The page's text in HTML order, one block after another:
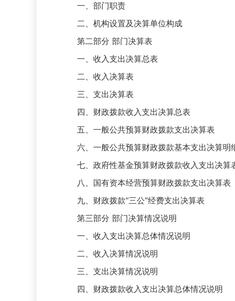
一、部门职责
二、机构设置及决算单位构成
第二部分 部门决算表
一、收入支出决算总表
二、收入决算表
三、支出决算表
四、财政拨款收入支出决算总表
五、一般公共预算财政拨款支出决算表
六、一般公共预算财政拨款基本支出决算明
七、政府性基金预算财政拨款收入支出决算
八、国有资本经营预算财政拨款支出决算表
九、财政拨款“三公”经费支出决算表
第三部分 部门决算情况说明
一、收入支出决算总体情况说明
二、收入决算情况说明
三、支出决算情况说明
四、财政拨款收入支出决算总体情况说明